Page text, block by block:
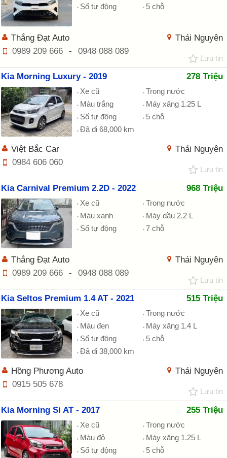
Số tự động
5 chỗ
Thái Nguyên
Thắng Đạt Auto
0989 209 666
- 0948 088 089
Lưu tin
Kia Morning Luxury - 2019 278 Triệu
Xe cũ
Trong nước
Màu trắng
Máy xăng 1.25 L
Số tự động
5 chỗ
Đã đi 68,000 km
Thái Nguyên
Việt Bắc Car
0984 606 060
Lưu tin
Kia Carnival Premium 2.2D - 2022 968 Triệu
Xe cũ
Trong nước
Màu xanh
Máy dầu 2.2 L
Số tự động
7 chỗ
Thái Nguyên
Thắng Đạt Auto
0989 209 666
- 0948 088 089
Lưu tin
Kia Seltos Premium 1.4 AT - 2021 515 Triệu
Xe cũ
Trong nước
Màu đen
Máy xăng 1.4 L
Số tự động
5 chỗ
Đã đi 38,000 km
Thái Nguyên
Hồng Phương Auto
0915 505 678
Lưu tin
Kia Morning Si AT - 2017 255 Triệu
Xe cũ
Trong nước
Màu đỏ
Máy xăng 1.25 L
Số tự động
5 chỗ